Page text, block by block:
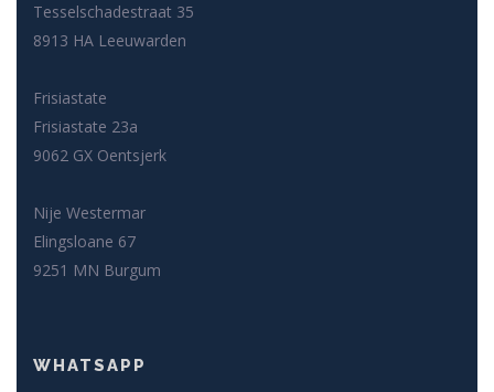
Tesselschadestraat 35
8913 HA Leeuwarden
Frisiastate
Frisiastate 23a
9062 GX Oentsjerk
Nije Westermar
Elingsloane 67
9251 MN Burgum
WHATSAPP